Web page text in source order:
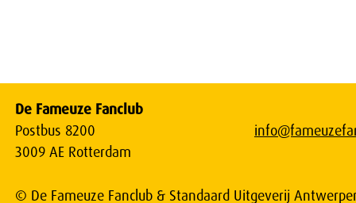
De Fameuze Fanclub
Postbus 8200
3009 AE Rotterdam
© De Fameuze Fanclub & Standaard Uitgeverij